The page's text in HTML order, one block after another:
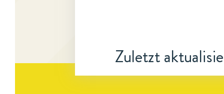
Zuletzt